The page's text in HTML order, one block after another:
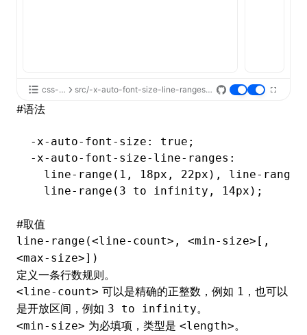
css-api src/-x-auto-font-size-line-ranges/App.tsx
#语法
-x-auto-font-size: true;
-x-auto-font-size-line-ranges:
  line-range(1
, 18px ,
22px), line-
  line-range(3 to infinity
, 14px);
#取值
line-range(<line-count>, <min-size>[,
<max-size>])
定义一条行数规则。
<line-count> 可以是精确的正整数，例如 1 ，也可以
是开放区间，例如 3 to infinity。
<min-size> 为必填项，类型是 <length>。